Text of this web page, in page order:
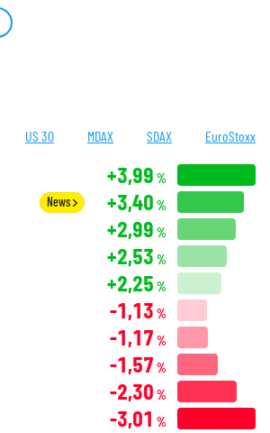
US 30 MDAX SDAX EuroStoxx
+3,99 %
News +3,40 %
+2,99 %
+2,53 %
+2,25 %
-1,13 %
-1,17 %
-1,57 %
-2,30 %
-3,01 %